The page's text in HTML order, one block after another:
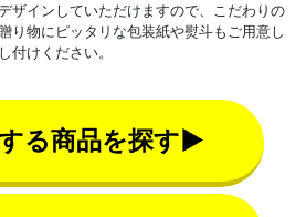
ザインしていただけますので、こだわりの
り物にピッタリな包装紙や熨斗もご用意し
付けください。
る商品を探す▶